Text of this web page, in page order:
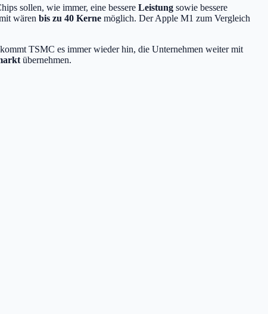
sollen, wie immer, eine bessere Leistung sowie bessere
wären bis zu 40 Kerne möglich. Der Apple M1 zum Vergleich
TSMC es immer wieder hin, die Unternehmen weiter mit
übernehmen.